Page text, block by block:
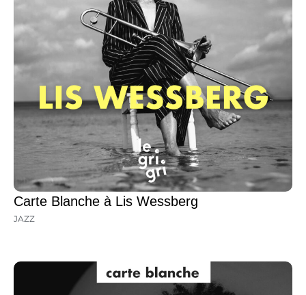
Carte Blanche à Lis Wessberg
JAZZ